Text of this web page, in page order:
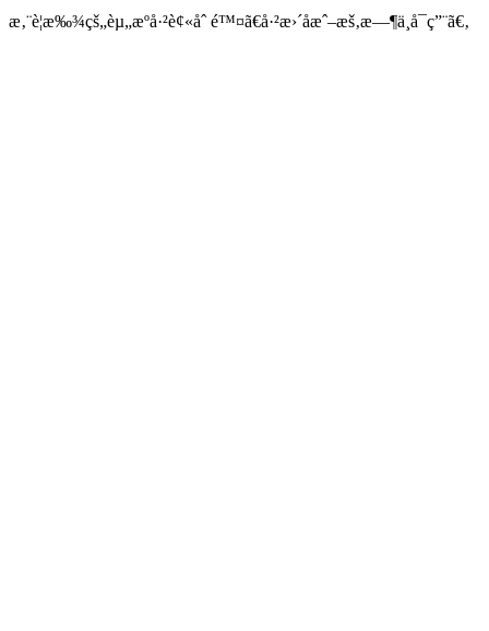
æ‚¨è¦æ‰¾çš„èµ„æºå·²è¢«åˆ é™¤ã€å·²æ›´åæˆ–æš‚æ—¶ä¸å¯ç”¨ã€‚